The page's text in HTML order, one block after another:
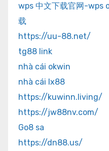
wps 中文下载官网-wps
载
https://uu-88.net/
tg88 link
nhà cái okwin
nhà cái lx88
https://kuwinn.living/
https://jw88nv.com/
Go8 sa
https://dn88.us/